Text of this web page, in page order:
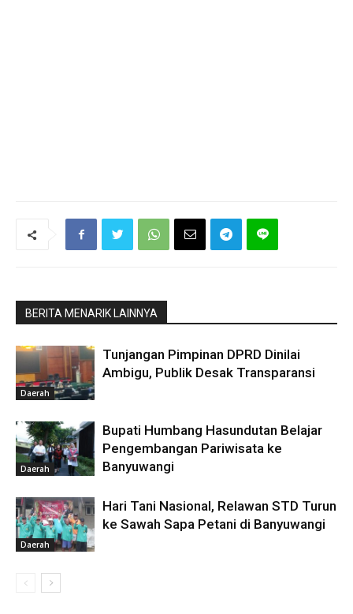
BERITA MENARIK LAINNYA
Daerah
Tunjangan Pimpinan DPRD Dinilai
Ambigu, Publik Desak Transparansi
Daerah
Bupati Humbang Hasundutan Belajar
Pengembangan Pariwisata ke
Banyuwangi
Daerah
Hari Tani Nasional, Relawan STD Turun
ke Sawah Sapa Petani di Banyuwangi